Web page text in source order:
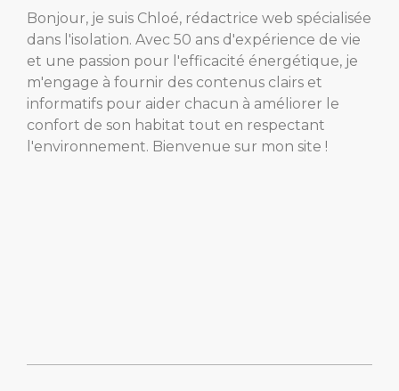
Bonjour, je suis Chloé, rédactrice web spécialisée
dans l'isolation. Avec 50 ans d'expérience de vie
et une passion pour l'efficacité énergétique, je
m'engage à fournir des contenus clairs et
informatifs pour aider chacun à améliorer le
confort de son habitat tout en respectant
l'environnement. Bienvenue sur mon site !